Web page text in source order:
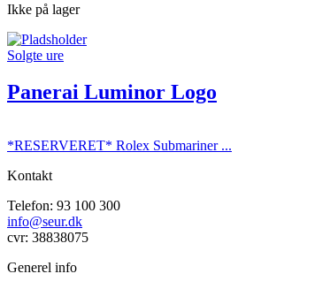
Ikke på lager
Solgte ure
Panerai Luminor Logo
*RESERVERET* Rolex Submariner ...
Kontakt
Telefon: 93 100 300
info@seur.dk
cvr: 38838075
Generel info